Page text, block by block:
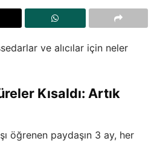
ve alıcılar için neler
Kısaldı: Artık
öğrenen paydaşın 3 ay, her